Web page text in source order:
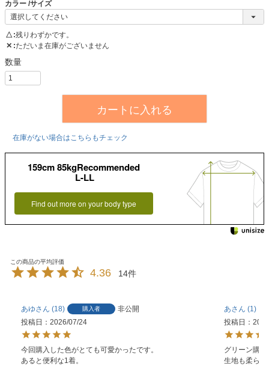
カラー サイズ
△ 残りわずかです。
✕ ただいま在庫がございません
カートに入れる
在庫がない場合はこちらもチェック
159cm 85kgRecommended
L-LL
Find out more on your body type
4.36 14
あゆ 18 購入者
非公開
投稿日
2026/07/24
今回購入した色がとても可愛かったです。
あると便利な1着。
あ
1
投稿日
グリーン購
生地も柔ら